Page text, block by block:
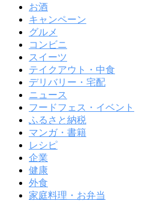
お酒
キャンペーン
グルメ
コンビニ
スイーツ
テイクアウト・中食
デリバリー・宅配
ニュース
フードフェス・イベント
ふるさと納税
マンガ・書籍
レシピ
企業
健康
外食
家庭料理・お弁当